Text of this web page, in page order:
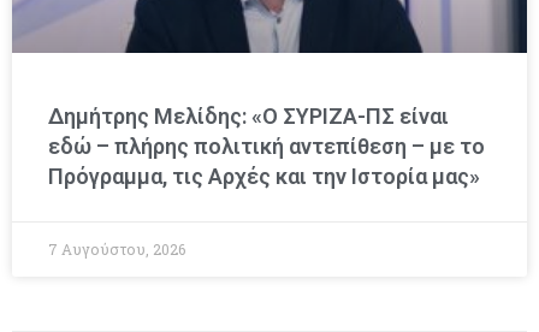
Δημήτρης Μελίδης: «Ο ΣΥΡΙΖΑ-ΠΣ είναι
εδώ – πλήρης πολιτική αντεπίθεση – με το
Πρόγραμμα, τις Αρχές και την Ιστορία μας»
7 Αυγούστου, 2026